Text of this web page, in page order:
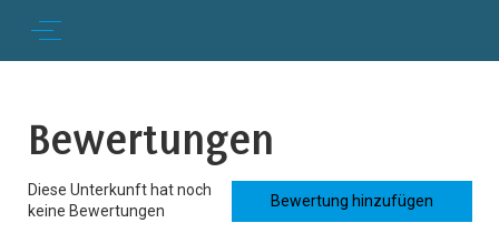
Bewertungen
Diese Unterkunft hat noch
keine Bewertungen
Bewertung hinzufügen